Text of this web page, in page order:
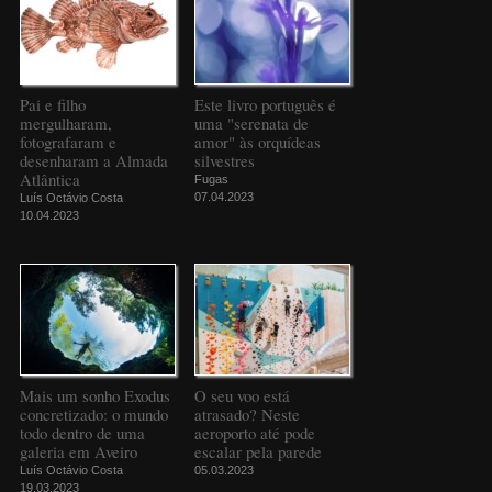
Pai e filho
mergulharam,
fotografaram e
desenharam a Almada
Atlântica
Luís Octávio Costa
10.04.2023
Este livro português é
uma "serenata de
amor" às orquídeas
silvestres
Fugas
07.04.2023
Mais um sonho Exodus
concretizado: o mundo
todo dentro de uma
galeria em Aveiro
Luís Octávio Costa
19.03.2023
O seu voo está
atrasado? Neste
aeroporto até pode
escalar pela parede
05.03.2023